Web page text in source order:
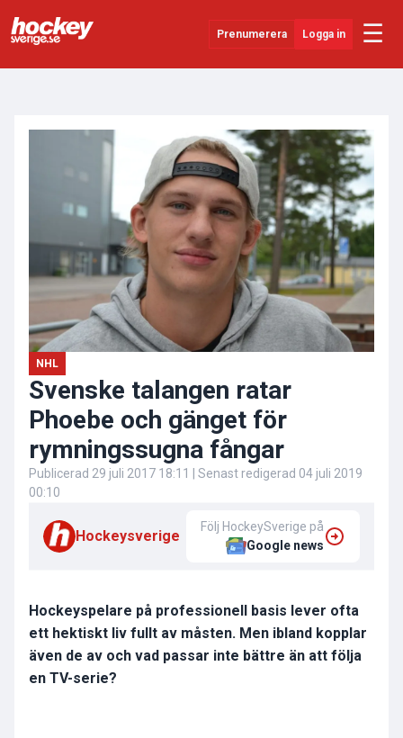
Prenumerera Logga in ☰
NHL
Svenske talangen ratar
Phoebe och gänget för
rymningssugna fångar
Publicerad 29 juli 2017 18:11 | Senast redigerad 04 juli 2019
00:10
Hockeysverige
Följ HockeySverige på
Google news
Hockeyspelare på professionell basis lever ofta
ett hektiskt liv fullt av måsten. Men ibland kopplar
även de av och vad passar inte bättre än att följa
en TV-serie?